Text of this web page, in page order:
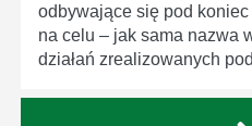
odbywające się pod
na celu – jak sama nazwa
działań zrealizowanych